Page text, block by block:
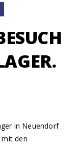
in Neuendorf
den